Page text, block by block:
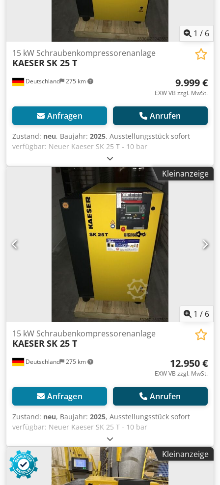
1 / 6
Deutschland 275 km
15 kW Schraubenkompressorenanlage
KAESERSK 25 T
9.999 €
EXW VB zzgl. MwSt.
Anfragen Anrufen
Zustand: neu, Baujahr: 2025, Ausstellungsstück sofort
verfügbar: Neuer Kaeser SK 25 T - 10 bar
Schraubenkompressor mit integriertem Kaeltetrockner
Druck: 10 bar Nennleistung: 15 kW Liefermenge:
2,11m³/min Schallpegel: 67 dB(A) Druckluftausgang: 1"
Abmessungen Länge x Breite x Höhe: 750 x 1240 x 1260
mm Crodpfx Ajzh Hwiof Hof Gewicht: 395 kg
Betriebsstunden: 0 Bh Für Neumaschinen bequeme
Leasing über unsere Hausbank möglich. Besuchen Sie
unser Ladengeschäft. Wir haben immer eine große
Auswahl an neuen und gebrauchten Kompressoren auf
Lager!
Kleinanzeige
1 / 6
Deutschland 275 km
15 kW Schraubenkompressorenanlage
KAESER SK 25 T
12.950 €
EXW VB zzgl. MwSt.
Anfragen Anrufen
Zustand: neu, Baujahr: 2025, Ausstellungsstück sofort
verfügbar: Neuer Kaeser SK 25 T - 10 bar
Schraubenkompressor mit integriertem Kaeltetrockner
Crodpfx Afodrc Txe Hsf Druck: 10 bar Nennleistung: 15 kW
Liefermenge: 2,11m³/min Schallpegel: 67 dB(A)
Druckluftausgang: 1" Abmessungen Länge x Breite x Höhe:
750 x 1240 x 1260 mm Gewicht: 395 kg Betriebsstunden: 0
Kleinanzeige